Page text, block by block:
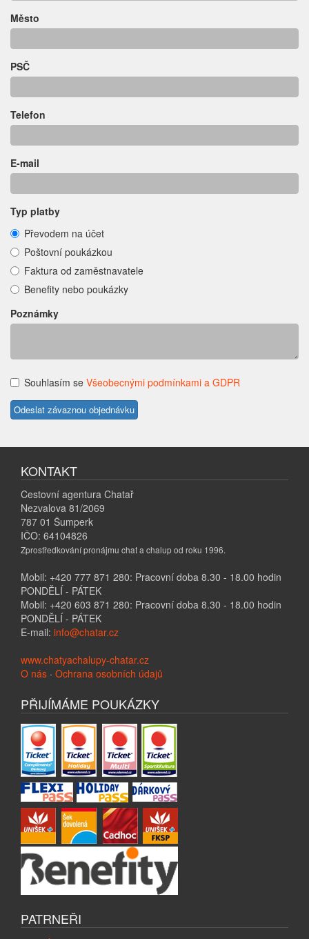
Město
PSČ
Telefon
E-mail
Typ platby
Převodem na účet
Poštovní poukázkou
Faktura od zaměstnavatele
Benefity nebo poukázky
Poznámky
Souhlasím se Všeobecnými podmínkami a GDPR
KONTAKT
Cestovní agentura Chatař
Nezvalova 81/2069
787 01 Šumperk
IČO: 64104826
Zprostředkování pronájmu chat a chalup od roku 1996.
Mobil: +420 777 871 280: Pracovní doba 8.30 - 18.00 hodin
PONDĚLÍ - PÁTEK
Mobil: +420 603 871 280: Pracovní doba 8.30 - 18.00 hodin
PONDĚLÍ - PÁTEK
E-mail: info@chatar.cz
www.chatyachalupy-chatar.cz
O nás · Ochrana osobních údajů
PŘIJÍMÁME POUKÁZKY
PATRNEŘI